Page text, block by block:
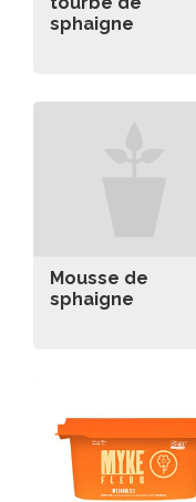
sphaigne
Mousse de
sphaigne